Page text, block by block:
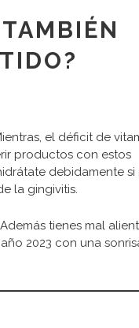
el déficit de
productos con estos
debidamente si
la gingivitis.
tienes mal
2023 con una